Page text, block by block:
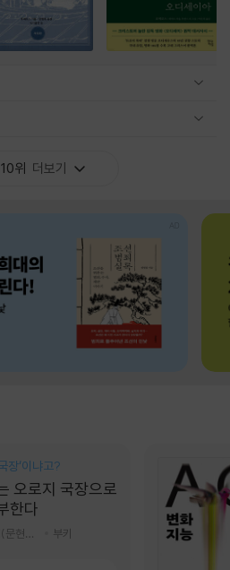
위 더보기
장‘이냐고?
오로지 국장으로
한다
부키